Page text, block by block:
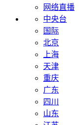
网络直播
中央台
国际
北京
上海
天津
重庆
广东
四川
山东